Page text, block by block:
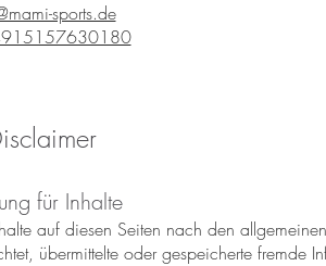
sports.de
für Inhalte
auf diesen Seiten nach den
übermittelte oder gespeicherte fremde